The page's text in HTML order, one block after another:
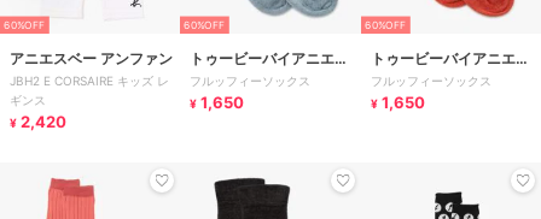
60%OFF
アニエスベー アンファン
JBH2 E CORSAIRE キッズ レ
ギンス
¥ 2,420
60%OFF
トゥービーバイアニエス
ベー
フルッフィーソックス
¥ 1,650
60%OFF
トゥービーバイアニエス
ベー
フルッフィーソックス
¥ 1,650